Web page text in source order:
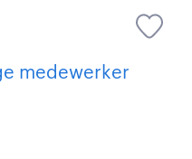
medewerker